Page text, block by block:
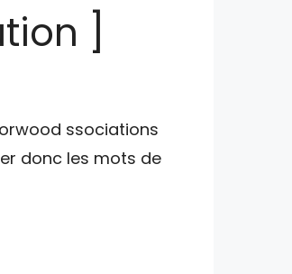
]
ssociations
donc les mots de